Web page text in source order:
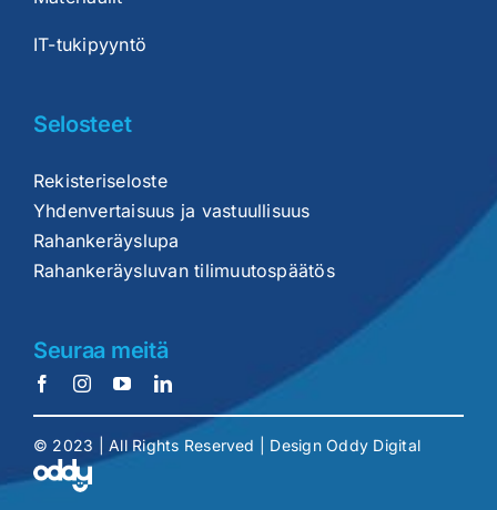
IT-tukipyyntö
Selosteet
Rekisteriseloste
Yhdenvertaisuus ja vastuullisuus
Rahankeräyslupa
Rahankeräysluvan tilimuutospäätös
Seuraa meitä
© 2023 | All Rights Reserved | Design Oddy Digital